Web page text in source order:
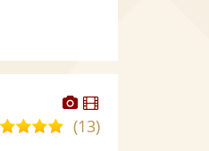
Dieser
Künstler
stellt
Dieser
Künstler
4,9(13)